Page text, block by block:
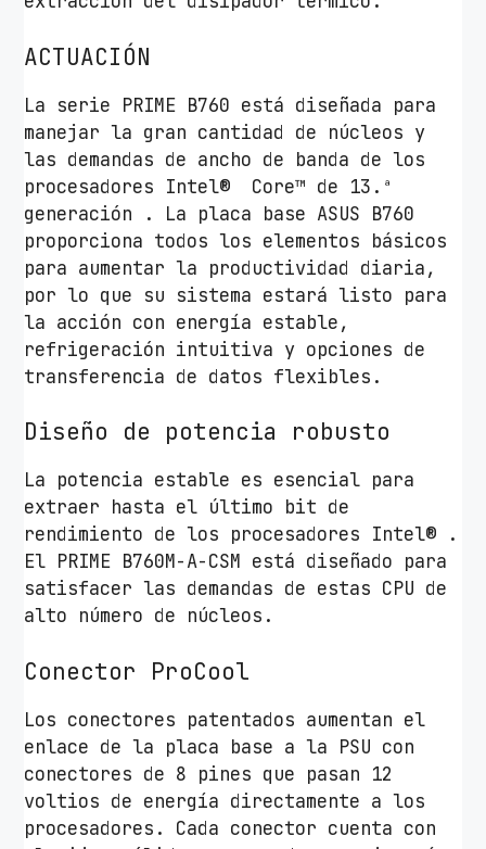
ACTUACIÓN
La serie PRIME B760 está diseñada para
manejar la gran cantidad de núcleos y
las demandas de ancho de banda de los
procesadores Intel® Core™ de 13.ª
generación . La placa base ASUS B760
proporciona todos los elementos básicos
para aumentar la productividad diaria,
por lo que su sistema estará listo para
la acción con energía estable,
refrigeración intuitiva y opciones de
transferencia de datos flexibles.
Diseño de potencia robusto
La potencia estable es esencial para
extraer hasta el último bit de
rendimiento de los procesadores Intel® .
El PRIME B760M-A-CSM está diseñado para
satisfacer las demandas de estas CPU de
alto número de núcleos.
Conector ProCool
Los conectores patentados aumentan el
enlace de la placa base a la PSU con
conectores de 8 pines que pasan 12
voltios de energía directamente a los
procesadores. Cada conector cuenta con